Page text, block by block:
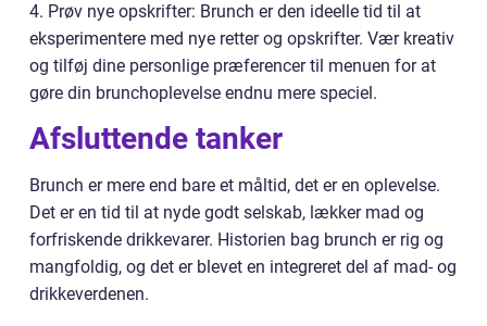
4. Prøv nye opskrifter: Brunch er den ideelle tid til at
eksperimentere med nye retter og opskrifter. Vær kreativ
og tilføj dine personlige præferencer til menuen for at
gøre din brunchoplevelse endnu mere speciel.
Afsluttende tanker
Brunch er mere end bare et måltid, det er en oplevelse.
Det er en tid til at nyde godt selskab, lækker mad og
forfriskende drikkevarer. Historien bag brunch er rig og
mangfoldig, og det er blevet en integreret del af mad- og
drikkeverdenen.